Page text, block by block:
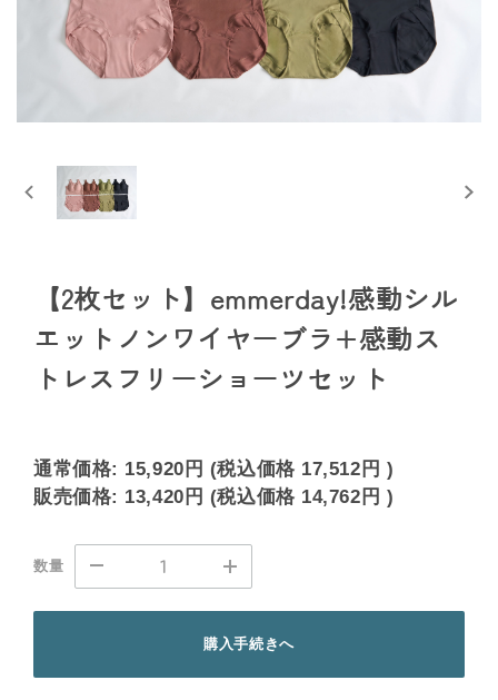
【2枚セット】emmerday!感動シル
エットノンワイヤーブラ+感動ス
トレスフリーショーツセット
通常価格: 15,920円 (税込価格 17,512円 )
販売価格: 13,420円 (税込価格 14,762円 )
数量
購入手続きへ